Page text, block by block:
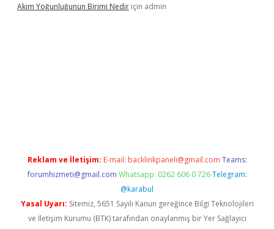
Akım Yoğunluğunun Birimi Nedir için admin
Reklam ve İletişim: E-mail: backlinkpaneli@gmail.com Teams:
forumhizmeti@gmail.com Whatsapp: 0262 606 0 726 Telegram:
@karabul
Yasal Uyarı: Sitemiz, 5651 Sayılı Kanun gereğince Bilgi Teknolojileri
ve İletişim Kurumu (BTK) tarafından onaylanmış bir Yer Sağlayıcı